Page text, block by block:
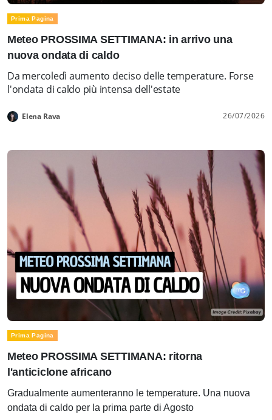
Prima Pagina
Meteo PROSSIMA SETTIMANA: in arrivo una
nuova ondata di caldo
Da mercoledì aumento deciso delle temperature. Forse
l'ondata di caldo più intensa dell'estate
Elena Rava 26/07/2026
Prima Pagina
Meteo PROSSIMA SETTIMANA: ritorna
l'anticiclone africano
Gradualmente aumenteranno le temperature. Una nuova
ondata di caldo per la prima parte di Agosto